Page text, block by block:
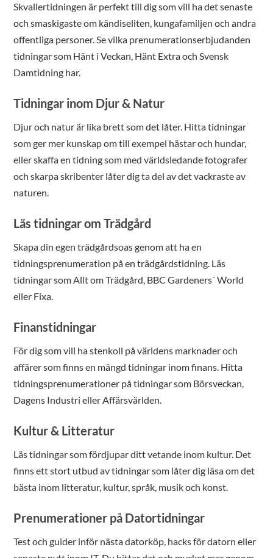
Skvallertidningen är perfekt till dig som vill ha det senaste
och smaskigaste om kändiseliten, kungafamiljen och andra
offentliga personer. Se vilka prenumerationserbjudanden
tidningar som Hänt i Veckan, Hänt Extra och Svensk
Damtidning har.
Tidningar inom Djur & Natur
Djur och natur är lika brett som det låter. Hitta tidningar
som ger mer kunskap om till exempel hästar och hundar,
eller skaffa en tidning som med världsledande fotografer
och skarpa skribenter låter dig ta del av det vackraste av
naturen.
Läs tidningar om Trädgård
Skapa din egen trädgårdsoas genom att ha en
tidningsprenumeration på en trädgårdstidning. Läs
tidningar som Allt om Trädgård, BBC Gardeners´ World
eller Fixa.
Finanstidningar
För dig som vill ha stenkoll på världens marknader och
affärer som finns en mängd tidningar inom finans. Hitta
tidningsprenumerationer på tidningar som Börsveckan,
Dagens Industri eller Affärsvärlden.
Kultur & Litteratur
Läs tidningar som fördjupar ditt vetande inom kultur. Det
finns ett stort utbud av tidningar som låter dig läsa om det
bästa inom litteratur, kultur, språk, musik och konst.
Prenumerationer på Datortidningar
Test och guider inför nästa datorköp, hacks för datorn eller